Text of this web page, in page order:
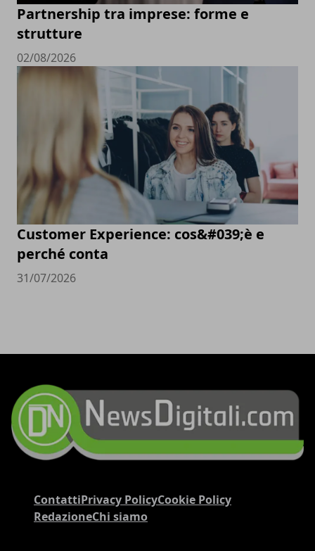
Partnership tra imprese: forme e
strutture
02/08/2026
Customer Experience: cos&#039;è e
perché conta
31/07/2026
ContattiPrivacy PolicyCookie Policy
RedazioneChi siamo